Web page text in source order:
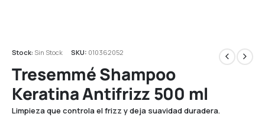
Stock: Sin Stock SKU: 010362052
Tresemmé Shampoo
Keratina Antifrizz 500 ml
Limpieza que controla el frizz y deja suavidad duradera.